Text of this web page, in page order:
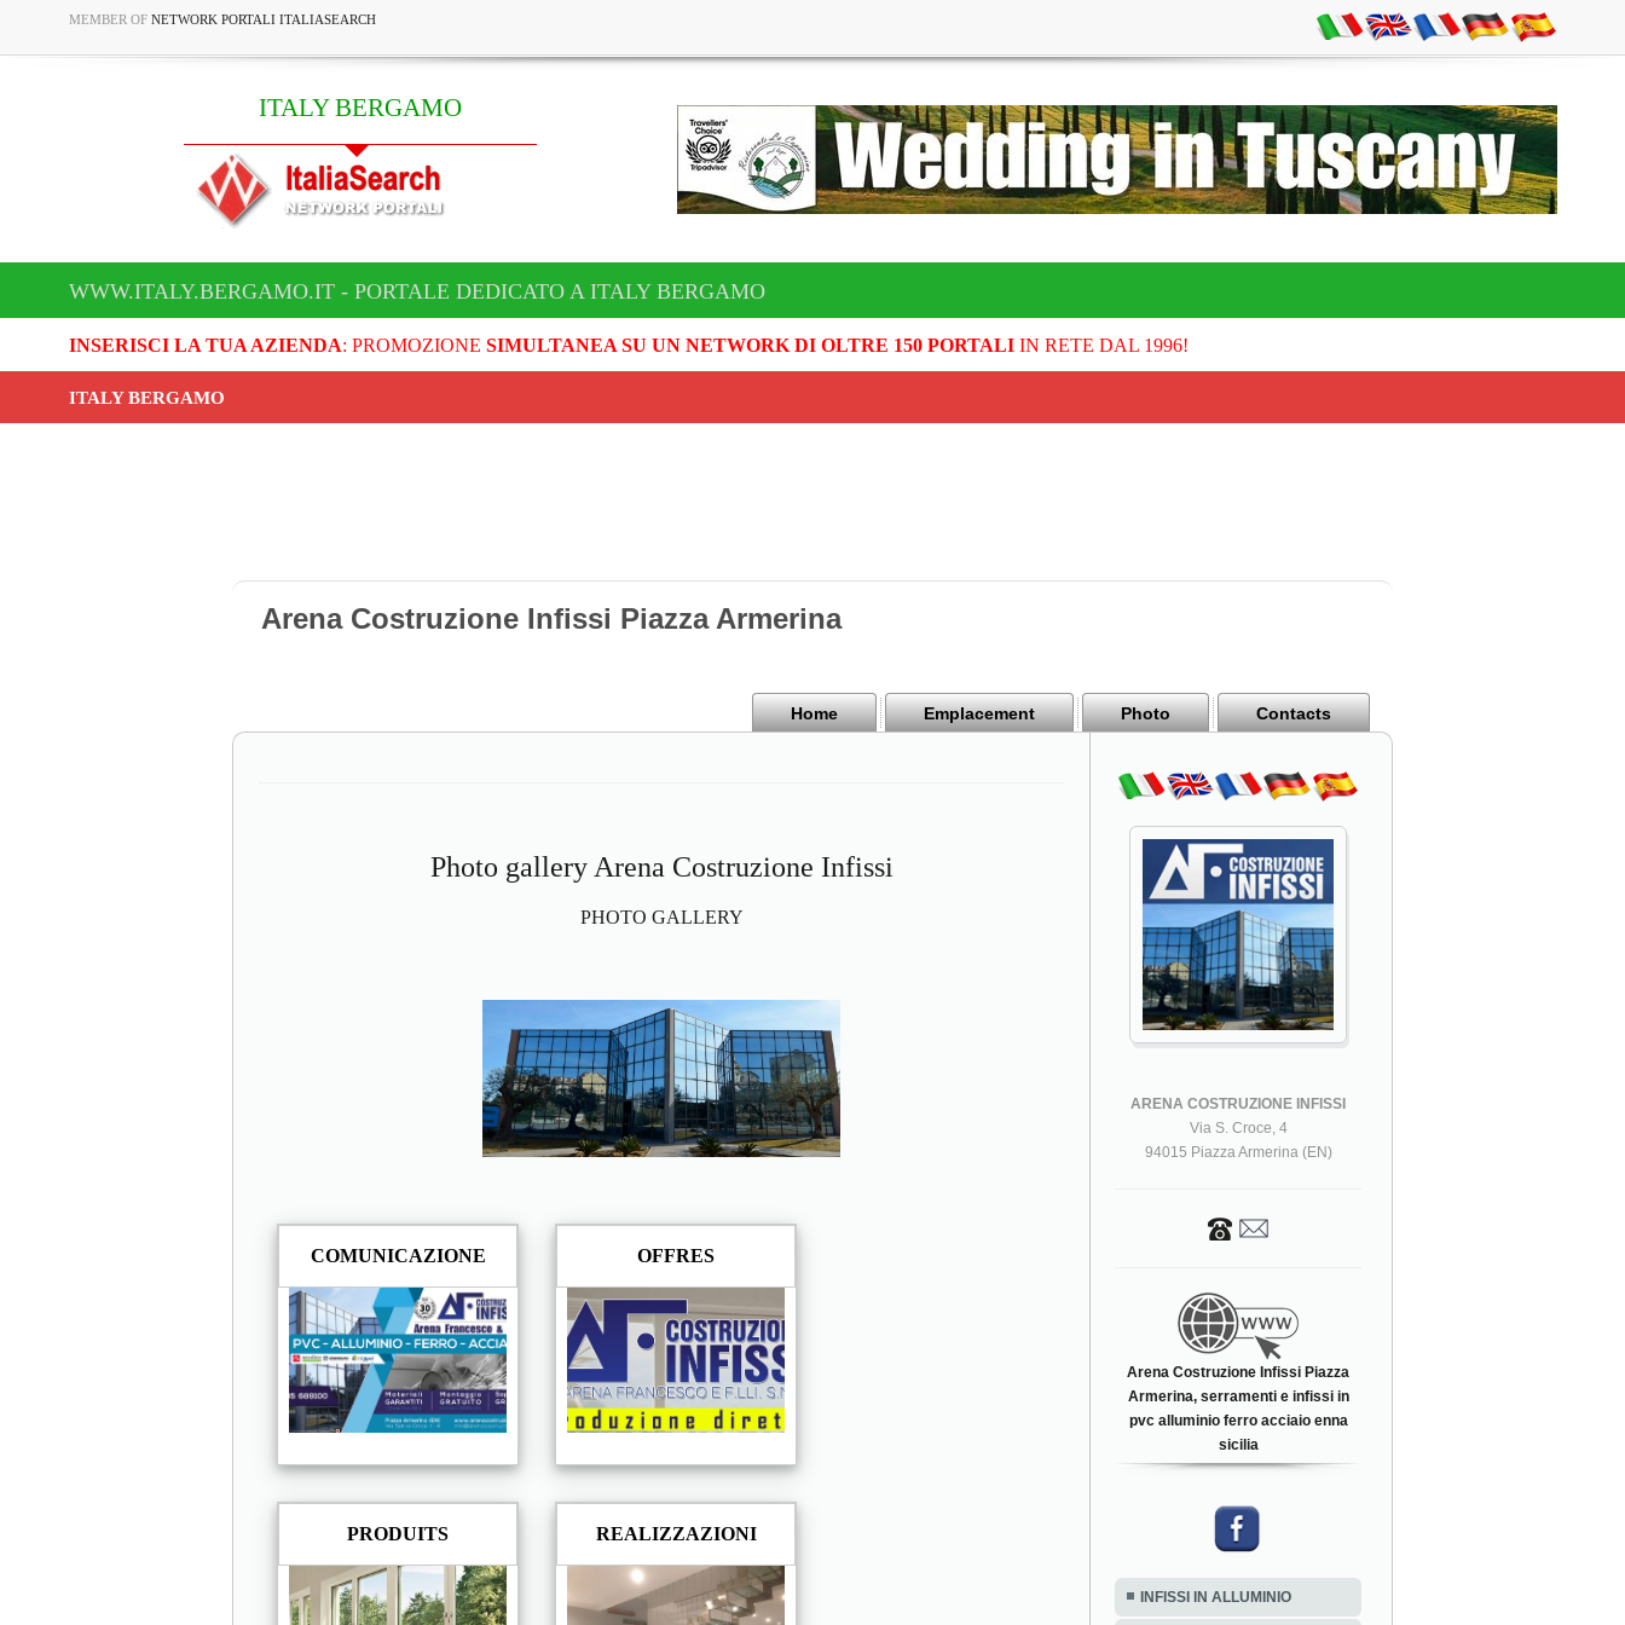
MEMBER OF NETWORK PORTALI ITALIASEARCH
ITALY BERGAMO
WWW.ITALY.BERGAMO.IT - PORTALE DEDICATO A ITALY BERGAMO
INSERISCI LA TUA AZIENDA: PROMOZIONE SIMULTANEA SU UN NETWORK DI OLTRE 150 PORTALIIN RETE DAL 1996!
ITALY BERGAMO
Arena Costruzione Infissi Piazza Armerina
Home Emplacement Photo Contacts
Photo gallery Arena Costruzione Infissi
PHOTO GALLERY
COMUNICAZIONE OFFRES
PRODUITS REALIZZAZIONI
ARENA COSTRUZIONE INFISSI
Via S. Croce, 4
94015 Piazza Armerina (EN)
Arena Costruzione Infissi Piazza
Armerina, serramenti e infissi in
pvc alluminio ferro acciaio enna
sicilia
INFISSI IN ALLUMINIO